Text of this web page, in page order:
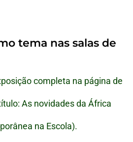
tema nas salas de
completa na página de
As novidades da África
na Escola).